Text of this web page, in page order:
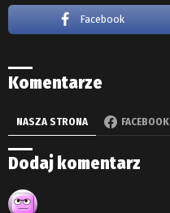
Facebook
Komentarze
NASZA STRONA FACEBOOK
Dodaj komentarz